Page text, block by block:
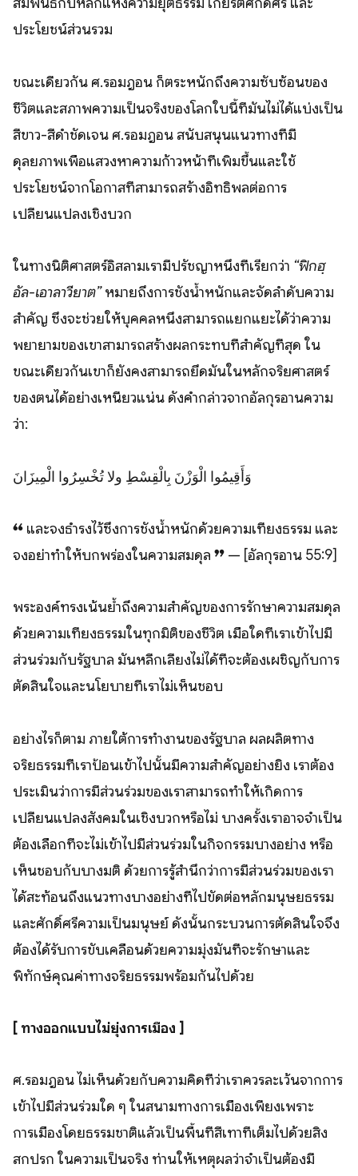
ประโยชน์ส่วนรวม
ขณะเดียวกัน ศ.รอมฎอน ก็ตระหนักถึงความซับซ้อนของ
ชีวิตและสภาพความเป็นจริงของโลกใบนี้ที่มันไม่ได้แบ่งเป็น
สีขาว-สีดำชัดเจน ศ.รอมฎอน สนับสนุนแนวทางที่มี
ดุลยภาพเพื่อแสวงหาความก้าวหน้าที่เพิ่มขึ้นและใช้
ประโยชน์จากโอกาสที่สามารถสร้างอิทธิพลต่อการ
เปลี่ยนแปลงเชิงบวก
ในทางนิติศาสตร์อิสลามเรามีปรัชญาหนึ่งที่เรียกว่า “ฟิกฮฺ
อัล-เอาลาวียาต”หมายถึงการชั่งน้ำหนักและจัดลำดับความ
สำคัญ ซึ่งจะช่วยให้บุคคลหนึ่งสามารถแยกแยะได้ว่าความ
พยายามของเขาสามารถสร้างผลกระทบที่สำคัญที่สุด ใน
ขณะเดียวกันเขาก็ยังคงสามารถยึดมั่นในหลักจริยศาสตร์
ของตนได้อย่างเหนียวแน่น ดังคำกล่าวจากอัลกุรอานความ
ว่า:
وَأَقِيمُوا الْوَزْنَ بِالْقِسْطِ ولا تُخْسِرُوا الْمِيزَانَ
❝ และจงธำรงไว้ซึ่งการชั่งน้ำหนักด้วยความเที่ยงธรรม และ
จงอย่าทำให้บกพร่องในความสมดุล ❞ — [อัลกุรอาน 55:9]
พระองค์ทรงเน้นย้ำถึงความสำคัญของการรักษาความสมดุล
ด้วยความเที่ยงธรรมในทุกมิติของชีวิต เมื่อใดที่เราเข้าไปมี
ส่วนร่วมกับรัฐบาล มันหลีกเลี่ยงไม่ได้ที่จะต้องเผชิญกับการ
ตัดสินใจและนโยบายที่เราไม่เห็นชอบ
อย่างไรก็ตาม ภายใต้การทำงานของรัฐบาล ผลผลิตทาง
จริยธรรมที่เราป้อนเข้าไปนั้นมีความสำคัญอย่างยิ่ง เราต้อง
ประเมินว่าการมีส่วนร่วมของเราสามารถทำให้เกิดการ
เปลี่ยนแปลงสังคมในเชิงบวกหรือไม่ บางครั้งเราอาจจำเป็น
ต้องเลือกที่จะไม่เข้าไปมีส่วนร่วมในกิจกรรมบางอย่าง หรือ
เห็นชอบกับบางมติ ด้วยการรู้สำนึกว่าการมีส่วนร่วมของเรา
ได้สะท้อนถึงแนวทางบางอย่างที่ไปขัดต่อหลักมนุษยธรรม
และศักดิ์ศรีความเป็นมนุษย์ ดังนั้นกระบวนการตัดสินใจจึง
ต้องได้รับการขับเคลื่อนด้วยความมุ่งมั่นที่จะรักษาและ
พิทักษ์คุณค่าทางจริยธรรมพร้อมกันไปด้วย
[ ทางออกแบบไม่ยุ่งการเมือง ]
ศ.รอมฎอน ไม่เห็นด้วยกับความคิดที่ว่าเราควรละเว้นจากการ
เข้าไปมีส่วนร่วมใด ๆ ในสนามทางการเมืองเพียงเพราะ
การเมืองโดยธรรมชาติแล้วเป็นพื้นที่สีเทาที่เต็มไปด้วยสิ่ง
สกปรก ในความเป็นจริง ท่านให้เหตุผลว่าจำเป็นต้องมี